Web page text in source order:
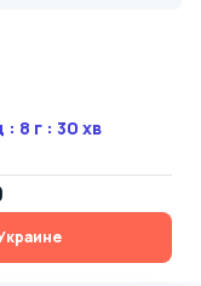
: 8 г : 30 хв